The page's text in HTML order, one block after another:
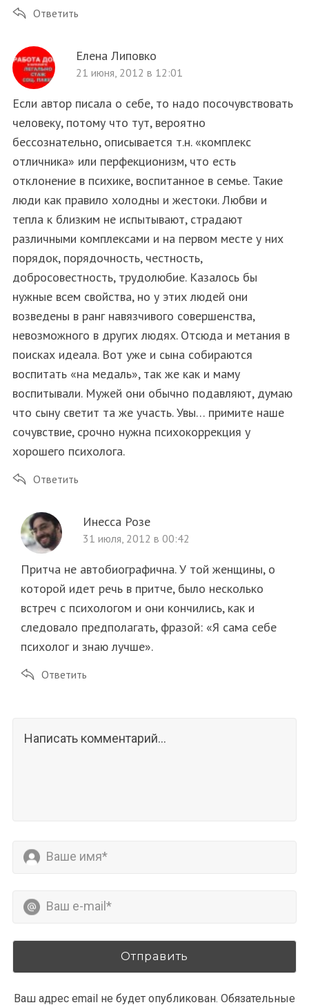
Ответить
Елена Липовко
21 июня, 2012 в 12:01
Если автор писала о себе, то надо посочувствовать
человеку, потому что тут, вероятно
бессознательно, описывается т.н. «комплекс
отличника» или перфекционизм, что есть
отклонение в психике, воспитанное в семье. Такие
люди как правило холодны и жестоки. Любви и
тепла к близким не испытывают, страдают
различными комплексами и на первом месте у них
порядок, порядочность, честность,
добросовестность, трудолюбие. Казалось бы
нужные всем свойства, но у этих людей они
возведены в ранг навязчивого совершенства,
невозможного в других людях. Отсюда и метания в
поисках идеала. Вот уже и сына собираются
воспитать «на медаль», так же как и маму
воспитывали. Мужей они обычно подавляют, думаю
что сыну светит та же участь. Увы… примите наше
сочувствие, срочно нужна психокоррекция у
хорошего психолога.
Ответить
Инесса Розе
31 июля, 2012 в 00:42
Притча не автобиографична. У той женщины, о
которой идет речь в притче, было несколько
встреч с психологом и они кончились, как и
следовало предполагать, фразой: «Я сама себе
психолог и знаю лучше».
Ответить
Ваш адрес email не будет опубликован. Обязательные